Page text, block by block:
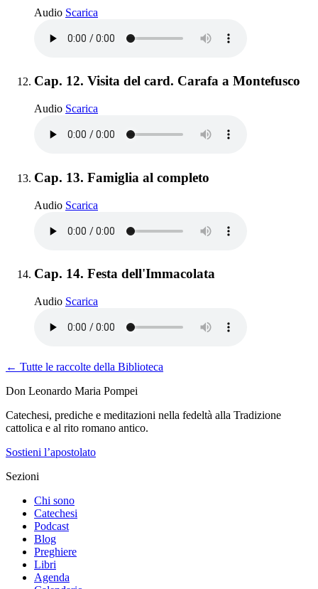
Audio Scarica
Elemento 12:
Cap. 12. Visita del card. Carafa a Montefusco
Audio Scarica
Elemento 13:
Cap. 13. Famiglia al completo
Audio Scarica
Elemento 14:
Cap. 14. Festa dell'Immacolata
Audio Scarica
← Tutte le raccolte della Biblioteca
Don Leonardo Maria Pompei
Catechesi, prediche e meditazioni nella fedeltà alla Tradizione
cattolica e al rito romano antico.
Sostieni l’apostolato
Sezioni
Chi sono
Catechesi
Podcast
Blog
Preghiere
Libri
Agenda